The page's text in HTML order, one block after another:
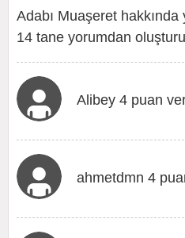
Adabı Muaşeret
14 tane yorumdan
Alibey 4 puan
ahmetdmn 4